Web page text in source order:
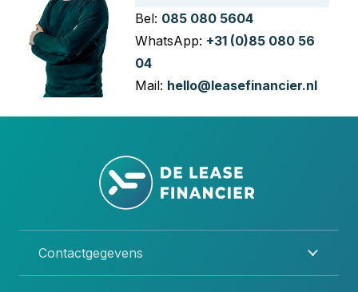
Bel: 085 080 5604
WhatsApp: +31 (0)85 080 56
04
Mail: hello@leasefinancier.nl
Contactgegevens